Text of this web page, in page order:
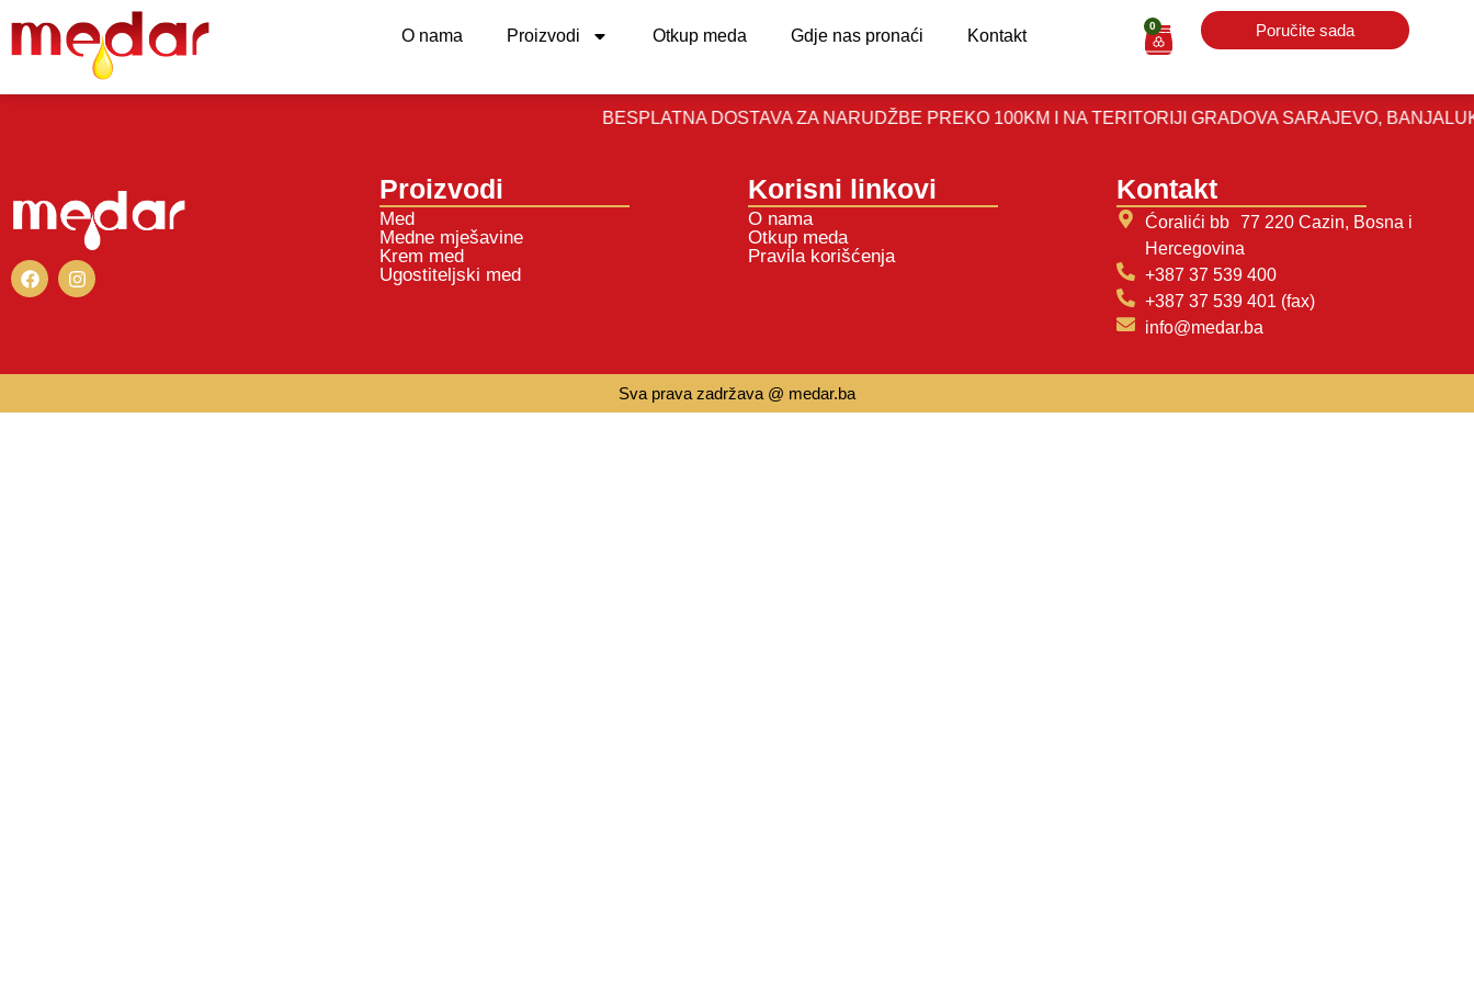
O nama Proizvodi Otkup meda Gdje nas pronaći Kontakt
0 Poručite sada
BESPLATNA DOSTAVA ZA NARUDŽBE PREKO 100KM I NA TERITORIJI GRADOVA SARAJEVO,
Proizvodi
Med
Medne mješavine
Krem med
Ugostiteljski med
Korisni linkovi
O nama
Otkup meda
Pravila korišćenja
Kontakt
Ćoralići bb 77 220 Cazin, Bosna i
Hercegovina
+387 37 539 400
+387 37 539 401 (fax)
info@medar.ba
Sva prava zadržava @ medar.ba